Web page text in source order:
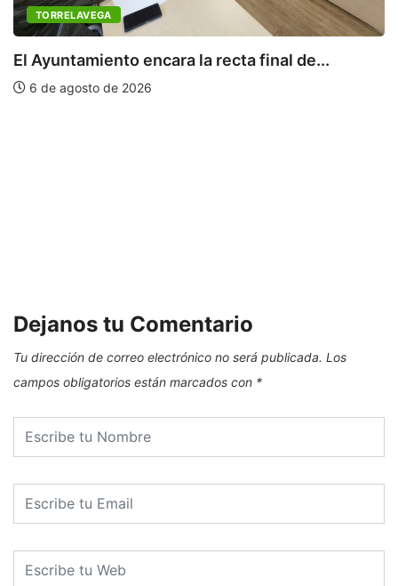
TORRELAVEGA
El Ayuntamiento encara la recta final de...
6 de agosto de 2026
Dejanos tu Comentario
Tu dirección de correo electrónico no será publicada. Los
campos obligatorios están marcados con *